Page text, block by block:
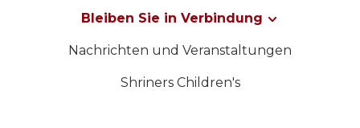
Bleiben Sie in Verbindung
Nachrichten und Veranstaltungen
Shriners Children's